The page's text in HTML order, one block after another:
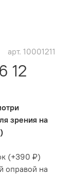
арт. 10001211
12
зрения на
(+390 ₽)
оправой на